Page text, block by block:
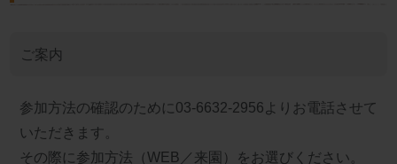
ご案内
参加方法の確認のために03-6632-2956よりお電話させて
いただきます。
その際に参加方法（WEB／来園）をお選びください。